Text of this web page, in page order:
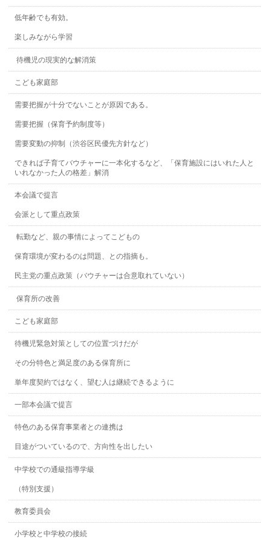
低年齢でも有効。
楽しみながら学習
待機児の現実的な解消策
こども家庭部
需要把握が十分でないことが原因である。
需要把握（保育予約制度等）
需要変動の抑制（渋谷区民優先方針など）
できれば子育てバウチャーに一本化するなど、「保育施設にはいれた人と
いれなかった人の格差」解消
本会議で提言
会派として重点政策
転勤など、親の事情によってこどもの
保育環境が変わるのは問題、との指摘も。
民主党の重点政策（バウチャーは合意取れていない）
保育所の改善
こども家庭部
待機児緊急対策としての位置づけだが
その分特色と満足度のある保育所に
単年度契約ではなく、望む人は継続できるように
一部本会議で提言
特色のある保育事業者との連携は
目途がついているので、方向性を出したい
中学校での通級指導学級
（特別支援）
教育委員会
小学校と中学校の接続